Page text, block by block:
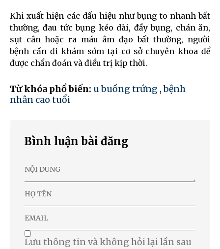
Khi xuất hiện các dấu hiệu như bụng to nhanh bất
thường, đau tức bụng kéo dài, đầy bụng, chán ăn,
sụt cân hoặc ra máu âm đạo bất thường, người
bệnh cần đi khám sớm tại cơ sở chuyên khoa để
được chẩn đoán và điều trị kịp thời.
Từ khóa phổ biến: u buồng trứng ,bệnh
nhân cao tuổi
Bình luận bài đăng
Lưu thông tin và không hỏi lại lần sau